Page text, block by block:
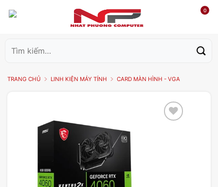
0
kiếm:
TRANG CHỦ LINH KIỆN MÁY TÍNH CARD MÀN HÌNH - VGA